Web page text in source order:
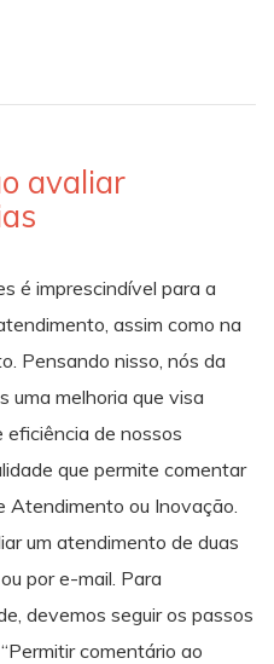
avaliar
é imprescindível para a
assim como na
Pensando nisso, nós da
uma melhoria que visa
eficiência de nossos
que permite comentar
Atendimento ou Inovação.
um atendimento de duas
por e-mail. Para
devemos seguir os passos
comentário ao